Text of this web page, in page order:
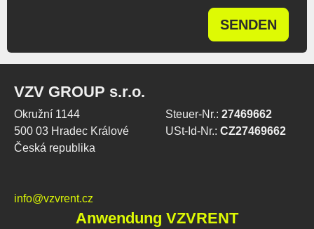
SENDEN
VZV GROUP s.r.o.
Okružní 1144
500 03 Hradec Králové
Česká republika
Steuer-Nr.: 27469662
USt-Id-Nr.: CZ27469662
info@vzvrent.cz
Anwendung VZVRENT